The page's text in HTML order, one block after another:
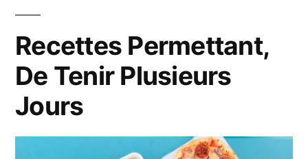
Recettes Permettant,
De Tenir Plusieurs
Jours